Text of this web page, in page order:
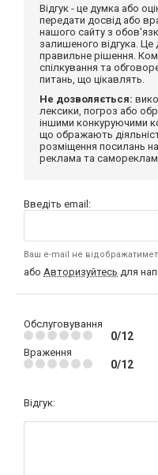
Відгук - це думка або
передати досвід або
нашого сайту з
залишеного відгука.
правильне рішення.
спілкування та
питань, що цікавлять.
Не дозволяється:
лексики, погроз або
іншими конкуруючими
що ображають
розміщення посилань
реклама та
Введіть email:
Ваш e-mail не
або Авторизуйтесь для
Обслуговування
0/12
Враження
0/12
Відгук: